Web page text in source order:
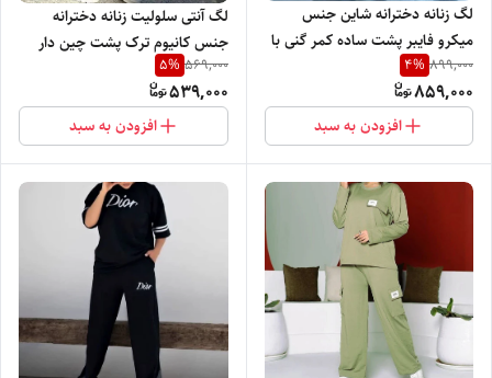
لگ زنانه دخترانه شاین جنس
میکرو فایبر پشت ساده کمر گنی با
رنگ بندی و تنخور بسیار شیک و
جذاب
899,000
4%
859,000
افزودن به سبد
لگ آنتی سلولیت زنانه دخترانه
جنس کانیوم ترک پشت چین دار
کمر گنی با کیفیت رنگ بندی و
تنخور بسیار شیک
569,000
5%
539,000
افزودن به سبد